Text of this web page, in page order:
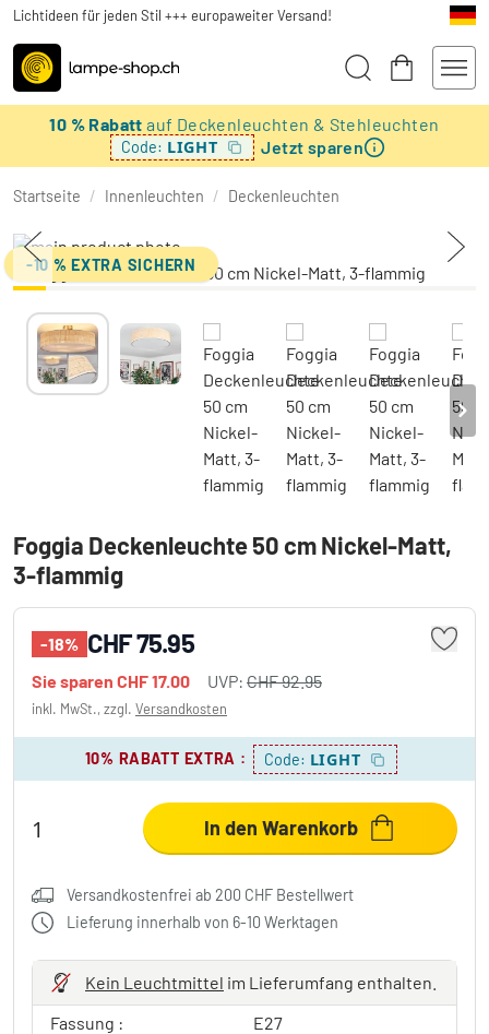
Lichtideen für jeden Stil +++ europaweiter Versand!
10 % Rabattauf Deckenleuchten & Stehleuchten
Code: LIGHT Jetzt sparen
Startseite / Innenleuchten / Deckenleuchten
-10 % EXTRA SICHERN
Foggia Deckenleuchte 50 cm Nickel-Matt,
3-flammig
-18% CHF 75.95
Sie sparen CHF 17.00 UVP: CHF 92.95
inkl. MwSt., zzgl. Versandkosten
10% RABATT EXTRA : Code: LIGHT
In den Warenkorb
Versandkostenfrei ab 200 CHF Bestellwert
Lieferung innerhalb von 6-10 Werktagen
Kein Leuchtmittel im Lieferumfang enthalten.
Fassung :
E27